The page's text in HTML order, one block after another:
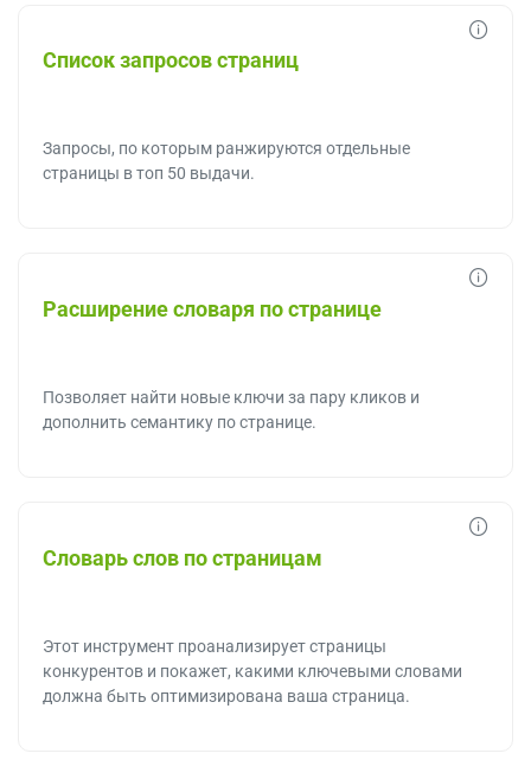
Список запросов страниц
Запросы, по которым ранжируются отдельные
страницы в топ 50 выдачи.
Расширение словаря по странице
Позволяет найти новые ключи за пару кликов и
дополнить семантику по странице.
Словарь слов по страницам
Этот инструмент проанализирует страницы
конкурентов и покажет, какими ключевыми словами
должна быть оптимизирована ваша страница.